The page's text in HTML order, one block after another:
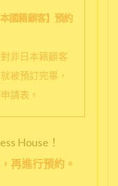
國籍顧客】預約
非日本籍顧客
被預訂完畢，
請表。
House！
再進行預約。